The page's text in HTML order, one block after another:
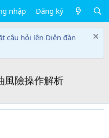
nhập Đăng ký
câu hỏi lên Diễn đàn
風險操作解析